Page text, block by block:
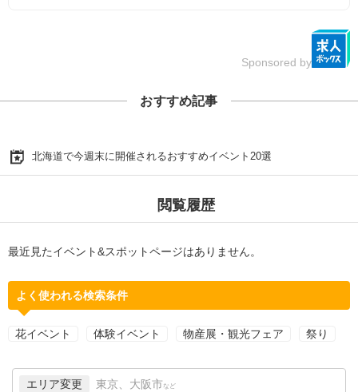
Sponsored by
おすすめ記事
北海道で今週末に開催されるおすすめイベント20選
閲覧履歴
最近見たイベント&スポットページはありません。
よく使われる検索条件
花イベント 体験イベント 物産展・観光フェア 祭り
エリア変更 東京、大阪市 など